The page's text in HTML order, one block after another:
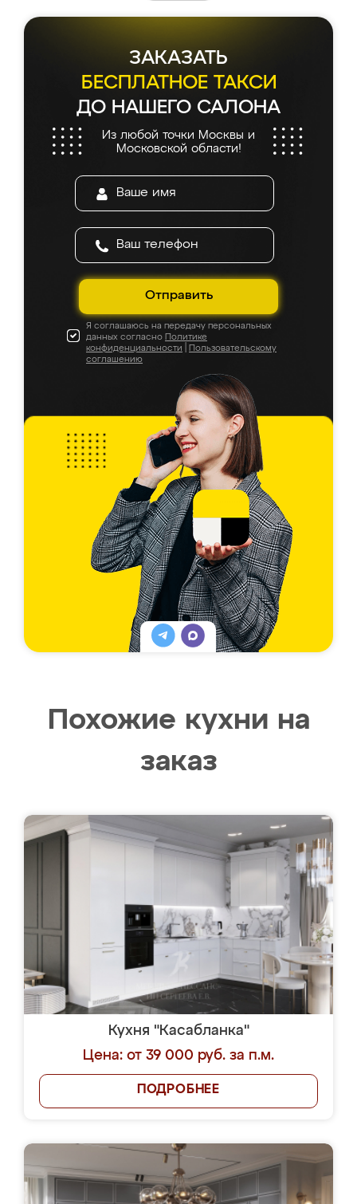
ЗАКАЗАТЬ
БЕСПЛАТНОЕ ТАКСИ
ДО НАШЕГО САЛОНА
Из любой точки Москвы и
Московской области!
Отправить
Я соглашаюсь на передачу персональных
данных согласно Политике
конфиденциальности
Пользовательскому
соглашению
Похожие кухни на
заказ
Кухня "Касабланка"
Цена: от 39 000 руб. за п.м.
ПОДРОБНЕЕ